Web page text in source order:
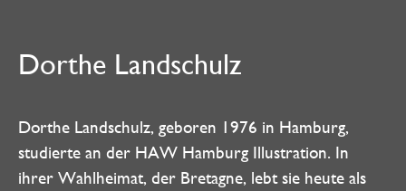
Dorthe Landschulz
Dorthe Landschulz, geboren 1976 in Hamburg,
studierte an der HAW Hamburg Illustration. In
ihrer Wahlheimat, der Bretagne, lebt sie heute als